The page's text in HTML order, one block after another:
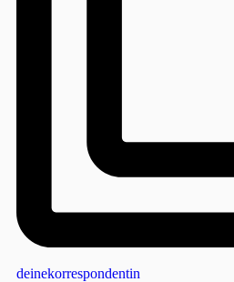
deinekorrespondentin